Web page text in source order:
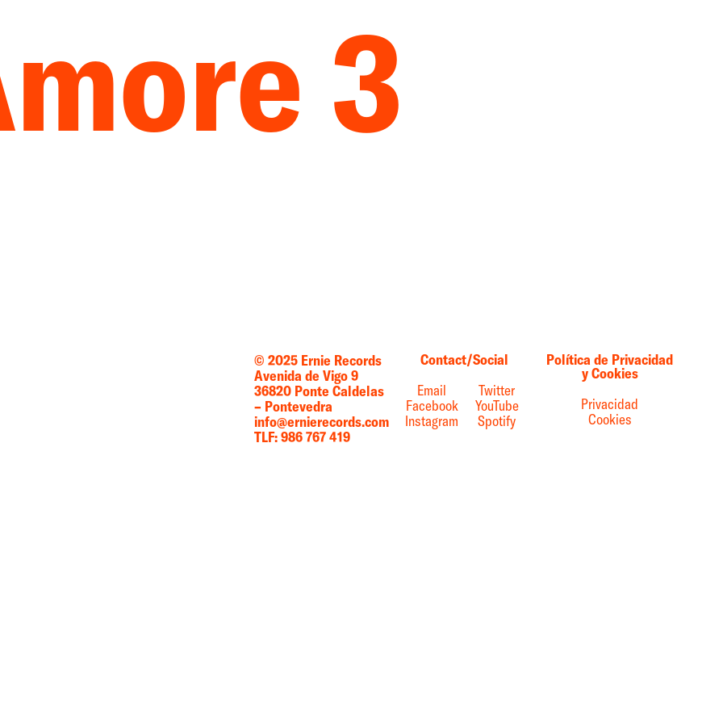
3
© 2025 Ernie Records
Avenida de Vigo 9
36820 Ponte Caldelas
– Pontevedra
info@ernierecords.com
TLF: 986 767 419
Contact/Social
Email
Facebook
Instagram
Twitter
YouTube
Spotify
Política de Privacidad
y Cookies
Privacidad
Cookies